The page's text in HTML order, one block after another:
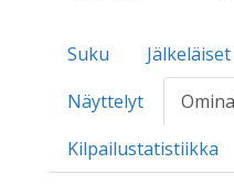
Suku Jälkeläiset
Näyttelyt
Kilpailustatistiikka